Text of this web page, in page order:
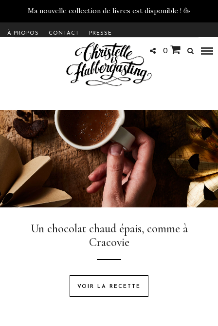
Ma nouvelle collection de livres est disponible ! 🥳
À PROPOS CONTACT PRESSE
0
Un chocolat chaud épais, comme à
Cracovie
VOIR LA RECETTE